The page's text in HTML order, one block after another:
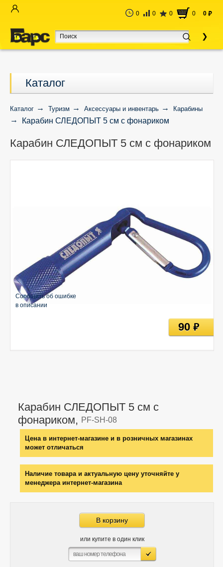
0 0 0 0 0 руб
Каталог
Каталог Туризм Аксессуары и инвентарь Карабины
Карабин СЛЕДОПЫТ 5 см с фонариком
Карабин СЛЕДОПЫТ 5 см с фонариком
Карабин СЛЕДОПЫТ 5 см с
фонариком, PF-SH-08
Цена в интернет-магазине и в розничных магазинах
может отличаться
Наличие товара и актуальную цену уточняйте у
менеджера интернет-магазина
В корзину
или купите в один клик
Сообщить об ошибке
в описании
90руб